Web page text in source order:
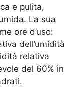
e pulita,
La sua
ore d’uso:
dell’umidità
relativa
del 60% in